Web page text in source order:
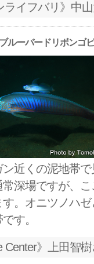
ライフバリ》中
ブルーバードリボンゴ
ン近くの泥地帯
深場ですが、
。オニツノハ
す。
Center》上田智